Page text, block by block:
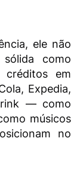
ele não
como
em
Expedia,
— como
músicos
no